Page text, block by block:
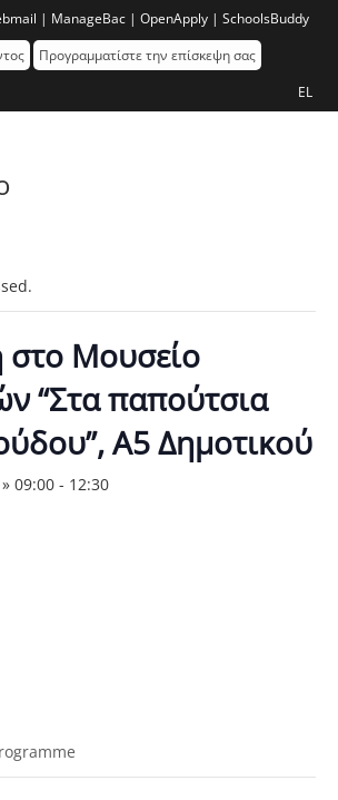
| ManageBac | OpenApply | SchoolsBuddy
Προγραμματίστε την επίσκεψη σας
EL
στο Μουσείο
“Στα παπούτσια
Α5 Δημοτικού
09:00 - 12:30